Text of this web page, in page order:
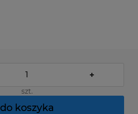
+
szt.
do koszyka